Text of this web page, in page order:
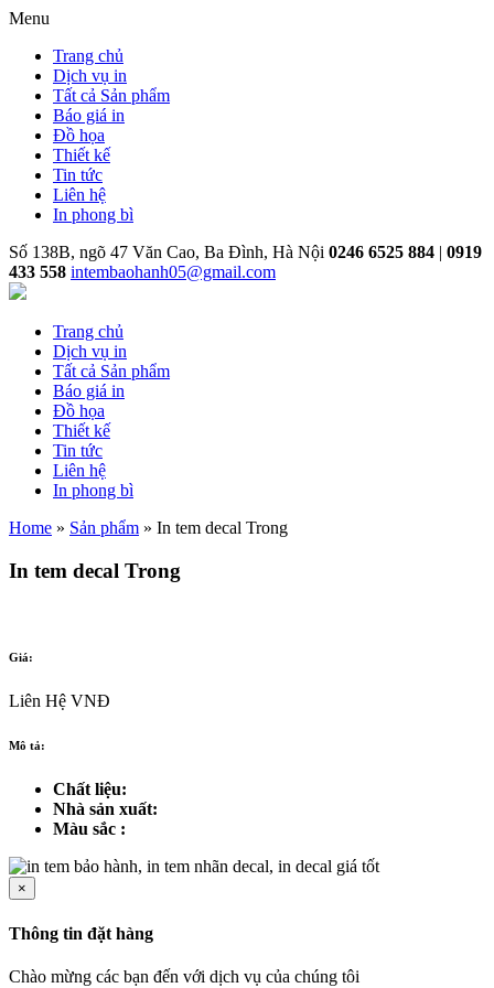
Menu
Trang chủ
Dịch vụ in
Tất cả Sản phẩm
Báo giá in
Đồ họa
Thiết kế
Tin tức
Liên hệ
In phong bì
Số 138B, ngõ 47 Văn Cao, Ba Đình, Hà Nội 0246 6525 884 | 0919
433 558 intembaohanh05@gmail.com
Trang chủ
Dịch vụ in
Tất cả Sản phẩm
Báo giá in
Đồ họa
Thiết kế
Tin tức
Liên hệ
In phong bì
Home » Sản phẩm » In tem decal Trong
In tem decal Trong
Giá:
Liên Hệ VNĐ
Mô tả:
Chất liệu:
Nhà sản xuất:
Màu sắc :
×
Thông tin đặt hàng
Chào mừng các bạn đến với dịch vụ của chúng tôi